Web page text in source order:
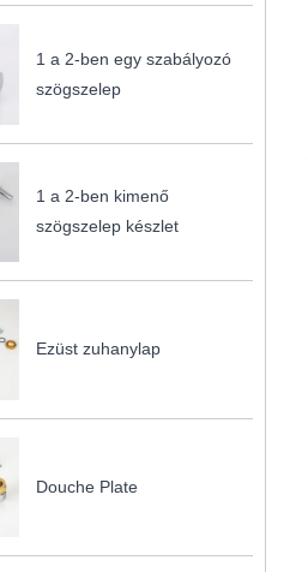
1 a 2-ben egy szabályozó
szögszelep
1 a 2-ben kimenő
szögszelep készlet
Ezüst zuhanylap
Douche Plate